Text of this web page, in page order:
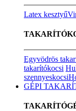
Latex kesztyű
Egyvödrös
takarítókocsi
szennyeskocsi
GÉPI